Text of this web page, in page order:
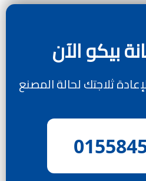
بيكو الآن
ثلاجتك لحالة المصنع